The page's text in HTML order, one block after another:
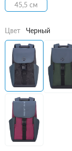
45,5 см
Цвет Черный